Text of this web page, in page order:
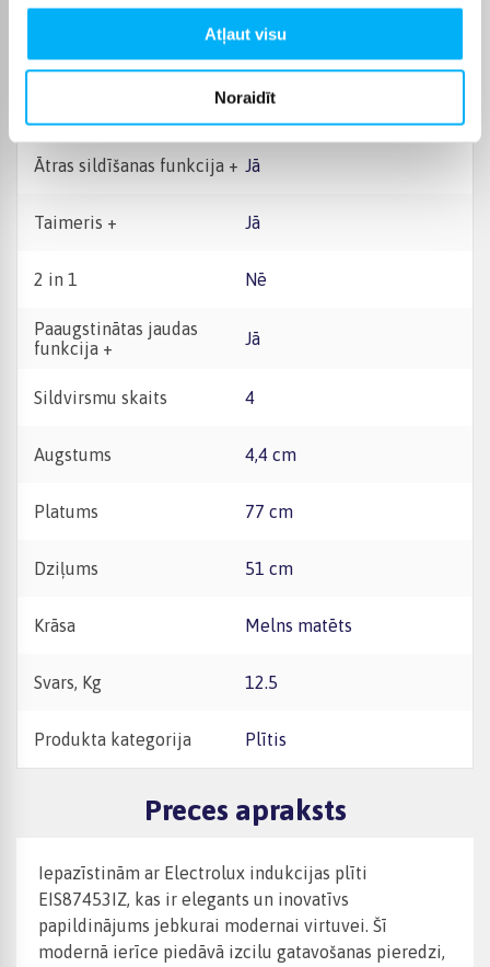
Atļaut visu
Noraidīt
Jā
Ātras sildīšanas funkcija + Jā
Taimeris + Jā
2 in 1 Nē
Paaugstinātas jaudas
funkcija +
Jā
Sildvirsmu skaits 4
Augstums 4,4 cm
Platums 77 cm
Dziļums 51 cm
Krāsa Melns matēts
Svars, Kg 12.5
Produkta kategorija Plītis
Preces apraksts
Iepazīstinām ar Electrolux indukcijas plīti
EIS87453IZ, kas ir elegants un inovatīvs
papildinājums jebkurai modernai virtuvei. Šī
modernā ierīce piedāvā izcilu gatavošanas pieredzi,